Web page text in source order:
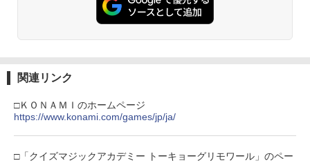
3
【純正品】ディスクドライブ(CFI-ZDD1
トローラー ミッドナイト ブラック(CFI-
ZCT2J01)
ラー (ロボット ホワイト)
4
【純正品】Xbox 充電式バッテリー + US
￥2,618
￥3,964
￥3,523
関連リンク
□ＫＯＮＡＭＩのホームページ
https://www.konami.com/games/jp/ja/
□「クイズマジックアカデミー トーキョーグリモワール」のペー